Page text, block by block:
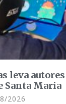
leva
Santa Maria
2026